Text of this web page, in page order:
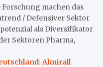
machen das
/ Defensiver Sektor
als Diversifikator
Sektoren Pharma,
Almirall